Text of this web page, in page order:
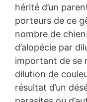
hérité d’un
porteurs de ce
nombre de
d’alopécie par
important de se
dilution de
résultat d’un